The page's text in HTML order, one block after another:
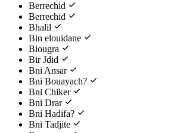
Berrechid
Berrechid
Bhalil
Bin elouidane
Biougra
Bir Jdid
Bni Ansar
Bni Bouayach?
Bni Chiker
Bni Drar
Bni Hadifa?
Bni Tadjite